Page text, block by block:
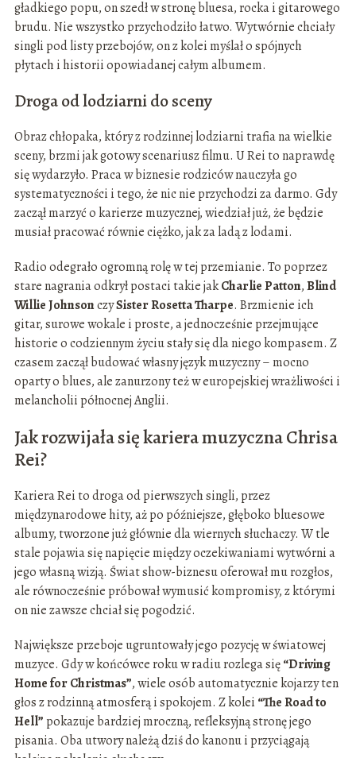
gładkiego popu, on szedł w stronę bluesa, rocka i gitarowego
brudu. Nie wszystko przychodziło łatwo. Wytwórnie chciały
singli pod listy przebojów, on z kolei myślał o spójnych
płytach i historii opowiadanej całym albumem.
Droga od lodziarni do sceny
Obraz chłopaka, który z rodzinnej lodziarni trafia na wielkie
sceny, brzmi jak gotowy scenariusz filmu. U Rei to naprawdę
się wydarzyło. Praca w biznesie rodziców nauczyła go
systematyczności i tego, że nic nie przychodzi za darmo. Gdy
zaczął marzyć o karierze muzycznej, wiedział już, że będzie
musiał pracować równie ciężko, jak za ladą z lodami.
Radio odegrało ogromną rolę w tej przemianie. To poprzez
stare nagrania odkrył postaci takie jakCharlie Patton,Blind
Willie JohnsonczySister Rosetta Tharpe. Brzmienie ich
gitar, surowe wokale i proste, a jednocześnie przejmujące
historie o codziennym życiu stały się dla niego kompasem. Z
czasem zaczął budować własny język muzyczny – mocno
oparty o blues, ale zanurzony też w europejskiej wrażliwości i
melancholii północnej Anglii.
Jak rozwijała się kariera muzyczna Chrisa
Rei?
Kariera Rei to droga od pierwszych singli, przez
międzynarodowe hity, aż po późniejsze, głęboko bluesowe
albumy, tworzone już głównie dla wiernych słuchaczy. W tle
stale pojawia się napięcie między oczekiwaniami wytwórni a
jego własną wizją. Świat show-biznesu oferował mu rozgłos,
ale równocześnie próbował wymusić kompromisy, z którymi
on nie zawsze chciał się pogodzić.
Największe przeboje ugruntowały jego pozycję w światowej
muzyce. Gdy w końcówce roku w radiu rozlega się“Driving
Home for Christmas”, wiele osób automatycznie kojarzy ten
głos z rodzinną atmosferą i spokojem. Z kolei “The Road to
Hell” pokazuje bardziej mroczną, refleksyjną stronę jego
pisania. Oba utwory należą dziś do kanonu i przyciągają